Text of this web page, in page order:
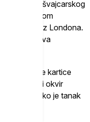
da prati švajcarskog
u luksuznom
bankara iz Londona.
njihova
kreditne kartice
civilizacijski okvir
o tome koliko je tanak